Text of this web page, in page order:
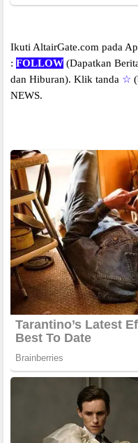
Ikuti AltairGate.com pada
: FOLLOW (Dapatkan
dan Hiburan). Klik tanda ☆
NEWS.